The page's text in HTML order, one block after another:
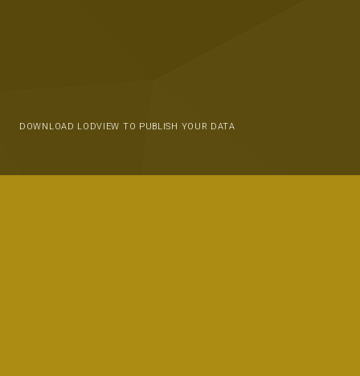
DOWNLOAD LODVIEW TO PUBLISH YOUR DATA